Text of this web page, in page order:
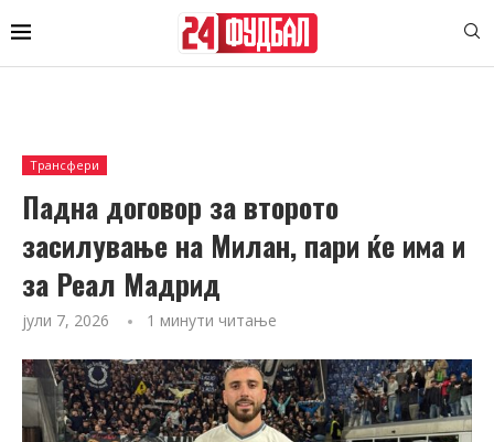
Трансфери
Падна договор за второто
засилување на Милан, пари ќе има и
за Реал Мадрид
јули 7, 2026 1 минути читање